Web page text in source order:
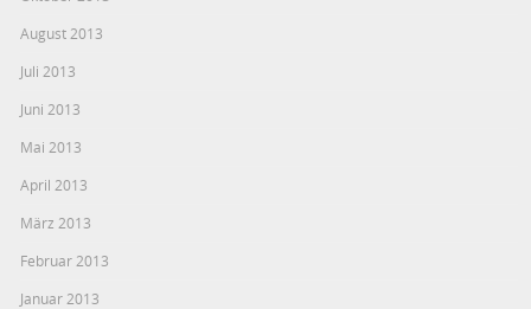
August 2013
Juli 2013
Juni 2013
Mai 2013
April 2013
März 2013
Februar 2013
Januar 2013